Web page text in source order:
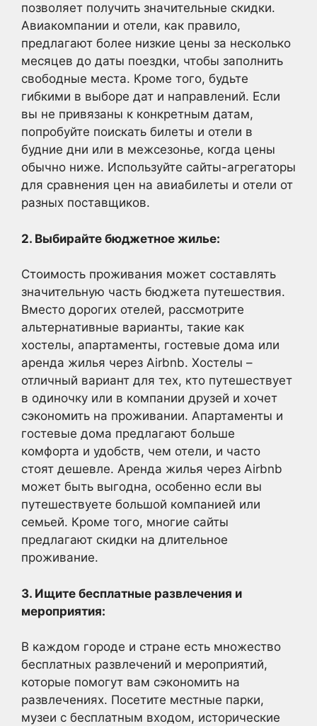
позволяет получить значительные скидки.
Авиакомпании и отели, как правило,
предлагают более низкие цены за несколько
месяцев до даты поездки, чтобы заполнить
свободные места. Кроме того, будьте
гибкими в выборе дат и направлений. Если
вы не привязаны к конкретным датам,
попробуйте поискать билеты и отели в
будние дни или в межсезонье, когда цены
обычно ниже. Используйте сайты-агрегаторы
для сравнения цен на авиабилеты и отели от
разных поставщиков.
2. Выбирайте бюджетное жилье:
Стоимость проживания может составлять
значительную часть бюджета путешествия.
Вместо дорогих отелей, рассмотрите
альтернативные варианты, такие как
хостелы, апартаменты, гостевые дома или
аренда жилья через Airbnb. Хостелы –
отличный вариант для тех, кто путешествует
в одиночку или в компании друзей и хочет
сэкономить на проживании. Апартаменты и
гостевые дома предлагают больше
комфорта и удобств, чем отели, и часто
стоят дешевле. Аренда жилья через Airbnb
может быть выгодна, особенно если вы
путешествуете большой компанией или
семьей. Кроме того, многие сайты
предлагают скидки на длительное
проживание.
3. Ищите бесплатные развлечения и
мероприятия:
В каждом городе и стране есть множество
бесплатных развлечений и мероприятий,
которые помогут вам сэкономить на
развлечениях. Посетите местные парки,
музеи с бесплатным входом, исторические